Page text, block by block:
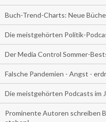
Buch-Trend-Charts: Neue
Die meistgehörten Politik-
Der Media Control Sommer-
Falsche Pandemien - Angst -
Die meistgehörten Podcasts im
Prominente Autoren schreiben